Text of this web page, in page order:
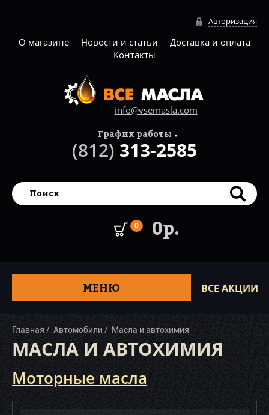
Авторизация
О магазине Новости и статьи
Доставка и оплата
Контакты
info@vsemasla.com
0 0р.
График работы
(812) 313-2585
МЕНЮ ВСЕ АКЦИИ
Главная Автомобили Масла и автохимия
МАСЛА И АВТОХИМИЯ
Моторные масла